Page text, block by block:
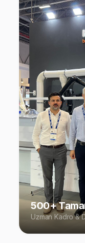
500+
Uzman Kadro &